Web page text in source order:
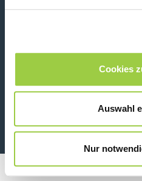
Cookies
Auswahl
Nur
26 Rue des Coulons -
+33 (0)1
© Copyright 2026 Rechtliche